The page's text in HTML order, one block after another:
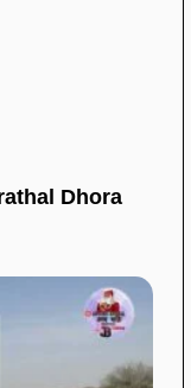
Dhora